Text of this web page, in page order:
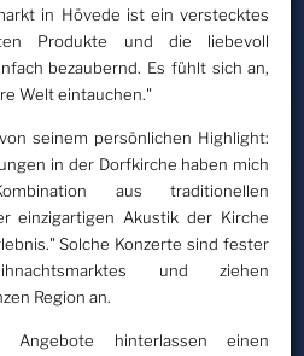
in Hövede ist ein verstecktes
Produkte und die liebevoll
bezaubernd. Es fühlt sich an,
Welt eintauchen."
seinem persönlichen Highlight:
in der Dorfkirche haben mich
aus traditionellen
einzigartigen Akustik der Kirche
Solche Konzerte sind fester
und ziehen
Region an.
Angebote hinterlassen einen